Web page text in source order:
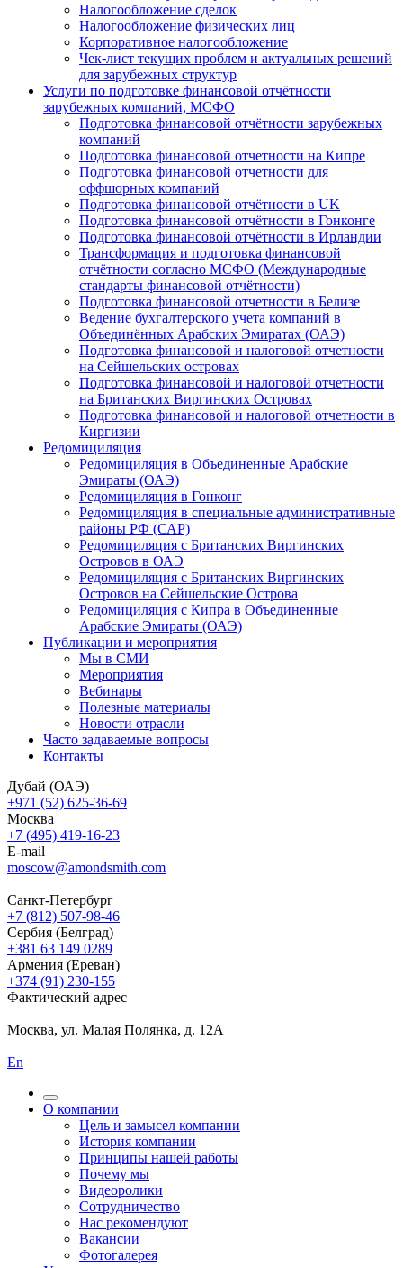
Налогообложение сделок
Налогообложение физических лиц
Корпоративное налогообложение
Чек-лист текущих проблем и актуальных решений
для зарубежных структур
Услуги по подготовке финансовой отчётности
зарубежных компаний, МСФО
Подготовка финансовой отчётности зарубежных
компаний
Подготовка финансовой отчетности на Кипре
Подготовка финансовой отчетности для
оффшорных компаний
Подготовка финансовой отчётности в UK
Подготовка финансовой отчётности в Гонконге
Подготовка финансовой отчётности в Ирландии
Трансформация и подготовка финансовой
отчётности согласно МСФО (Международные
стандарты финансовой отчётности)
Подготовка финансовой отчетности в Белизе
Ведение бухгалтерского учета компаний в
Объединённых Арабских Эмиратах (ОАЭ)
Подготовка финансовой и налоговой отчетности
на Сейшельских островах
Подготовка финансовой и налоговой отчетности
на Британских Виргинских Островах
Подготовка финансовой и налоговой отчетности в
Киргизии
Редомициляция
Редомициляция в Объединенные Арабские
Эмираты (ОАЭ)
Редомициляция в Гонконг
Редомициляция в специальные административные
районы РФ (САР)
Редомициляция с Британских Виргинских
Островов в ОАЭ
Редомициляция с Британских Виргинских
Островов на Сейшельские Острова
Редомициляция с Кипра в Объединенные
Арабские Эмираты (ОАЭ)
Публикации и мероприятия
Мы в СМИ
Мероприятия
Вебинары
Полезные материалы
Новости отрасли
Часто задаваемые вопросы
Контакты
Дубай (ОАЭ)
+971 (52) 625-36-69
Москва
+7 (495) 419-16-23
E-mail
moscow@amondsmith.com
Санкт-Петербург
+7 (812) 507-98-46
Сербия (Белград)
+381 63 149 0289
Армения (Ереван)
+374 (91) 230-155
Фактический адрес
Москва, ул. Малая Полянка, д. 12А
En
О компании
Цель и замысел компании
История компании
Принципы нашей работы
Почему мы
Видеоролики
Сотрудничество
Нас рекомендуют
Вакансии
Фотогалерея